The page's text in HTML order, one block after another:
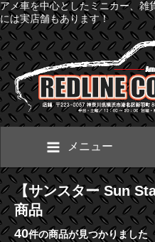
アメ車を中心としたミニカー、
には実店舗もあります！
メニュー
【サンスター Sun
商品
40件の商品が見つかりました